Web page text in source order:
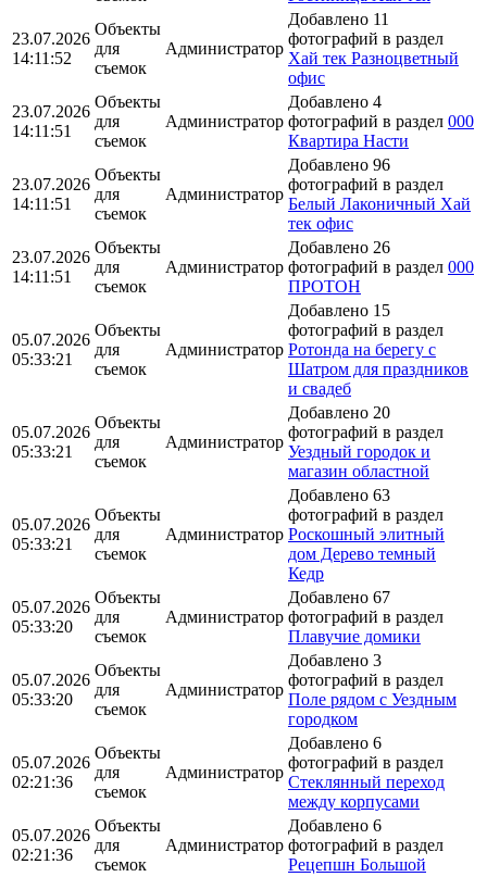
23.07.2026
14:11:52
Объекты
для
съемок
Администратор
Добавлено 11
фотографий в раздел
Хай тек Разноцветный
офис
23.07.2026
14:11:51
Объекты
для
съемок
Администратор
Добавлено 4
фотографий в раздел 000
Квартира Насти
23.07.2026
14:11:51
Объекты
для
съемок
Администратор
Добавлено 96
фотографий в раздел
Белый Лаконичный Хай
тек офис
23.07.2026
14:11:51
Объекты
для
съемок
Администратор
Добавлено 26
фотографий в раздел 000
ПРОТОН
05.07.2026
05:33:21
Объекты
для
съемок
Администратор
Добавлено 15
фотографий в раздел
Ротонда на берегу с
Шатром для праздников
и свадеб
05.07.2026
05:33:21
Объекты
для
съемок
Администратор
Добавлено 20
фотографий в раздел
Уездный городок и
магазин областной
05.07.2026
05:33:21
Объекты
для
съемок
Администратор
Добавлено 63
фотографий в раздел
Роскошный элитный
дом Дерево темный
Кедр
05.07.2026
05:33:20
Объекты
для
съемок
Администратор
Добавлено 67
фотографий в раздел
Плавучие домики
05.07.2026
05:33:20
Объекты
для
съемок
Администратор
Добавлено 3
фотографий в раздел
Поле рядом с Уездным
городком
05.07.2026
02:21:36
Объекты
для
съемок
Администратор
Добавлено 6
фотографий в раздел
Стеклянный переход
между корпусами
05.07.2026
02:21:36
Объекты
для
съемок
Администратор
Добавлено 6
фотографий в раздел
Рецепшн Большой